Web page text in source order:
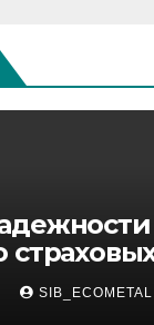
поSIB_ECOMETAL